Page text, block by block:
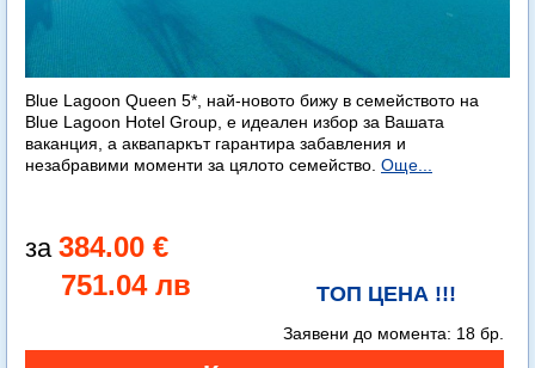
Blue Lagoon Queen 5*, най-новото бижу в семейството на
Blue Lagoon Hotel Group, е идеален избор за Вашата
ваканция, а аквапаркът гарантира забавления и
незабравими моменти за цялото семейство. Още...
384.00 €
751.04 лв
ТОП ЦЕНА !!!
Заявени до момента: 18 бр.